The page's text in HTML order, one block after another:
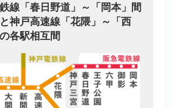
線「春日野道」～「岡本」間
神戸高速線「花隈」～「西
各駅相互間